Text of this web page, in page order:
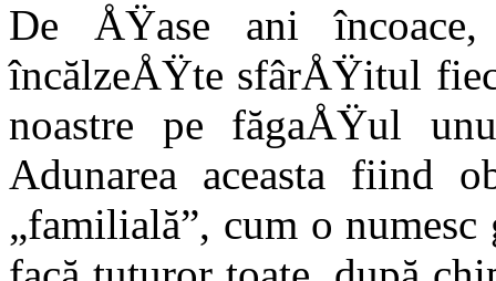
De ÅŸase ani
încălzeÅŸte sfârÅŸitul
noastre pe făgaÅŸul
Adunarea aceasta fi­ind
„familială”, cum o numesc